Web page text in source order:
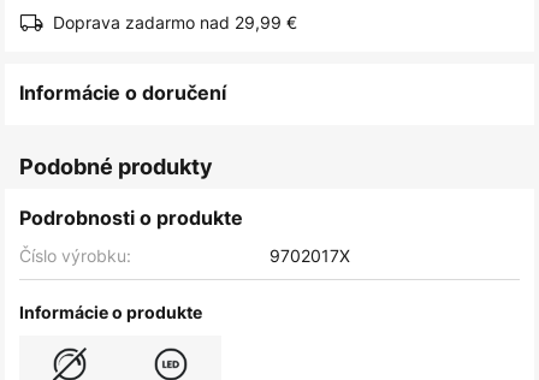
Doprava zadarmo nad 29,99 €
Informácie o doručení
Podobné produkty
Podrobnosti o produkte
Číslo výrobku: 9702017X
Informácie o produkte